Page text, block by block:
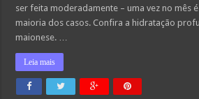
ser feita moderadamente – uma vez no mês
maioria dos casos. Confira a hidratação
maionese. …
Leia mais